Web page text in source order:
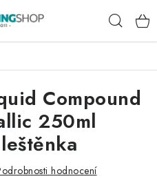
Compound
250ml
hodnocení